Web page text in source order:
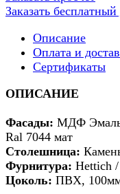
Заказать
Описание
Оплата и
Сертификаты
ОПИСАНИЕ
Фасады: МДФ
Ral 7044 мат
Столешница:
Фурнитура: Hettich
Цоколь: ПВХ,